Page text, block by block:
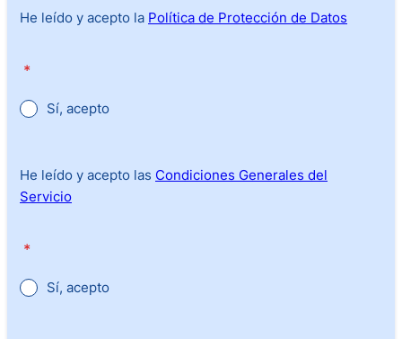
He leído y acepto la Política de Protección de Datos
*
Sí, acepto
He leído y acepto las Condiciones Generales del
Servicio
*
Sí, acepto